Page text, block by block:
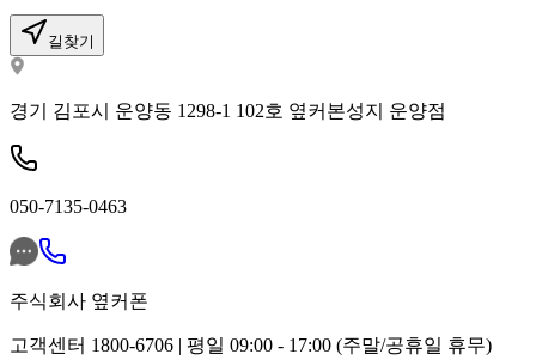
길찾기
경기 김포시 운양동 1298-1 102호 옆커본성지 운양점
050-7135-0463
주식회사 옆커폰
고객센터 1800-6706 | 평일 09:00 - 17:00 (주말/공휴일 휴무)